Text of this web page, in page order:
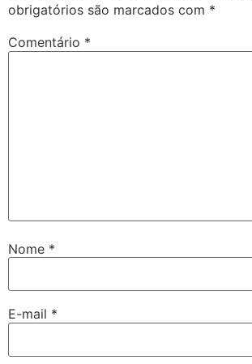
obrigatórios são marcados com *
Comentário *
Nome *
E-mail *